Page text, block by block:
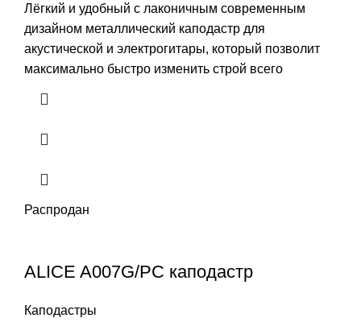
Лёгкий и удобный с лаконичным современным
дизайном металлический каподастр для
акустической и электрогитары, который позволит
максимально быстро изменить строй всего
Распродан
ALICE A007G/PC каподастр
Каподастры